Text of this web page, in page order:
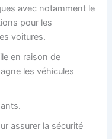
avec notamment le
pour les
voitures.
en raison de
les véhicules
assurer la sécurité